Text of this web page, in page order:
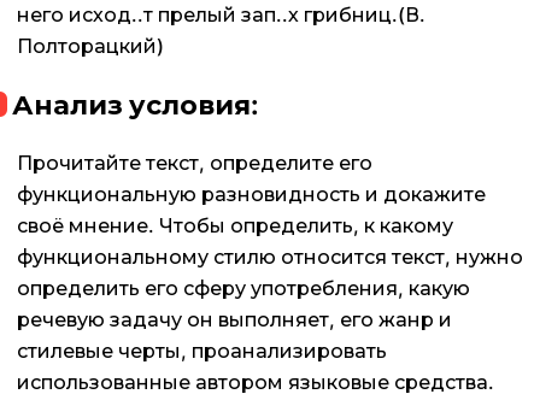
него исход..т прелый зап..х грибниц.(В.
Полторацкий)
Анализ условия:
Прочитайте текст, определите его
функциональную разновидность и докажите
своё мнение. Чтобы определить, к какому
функциональному стилю относится текст, нужно
определить его сферу употребления, какую
речевую задачу он выполняет, его жанр и
стилевые черты, проанализировать
использованные автором языковые средства.